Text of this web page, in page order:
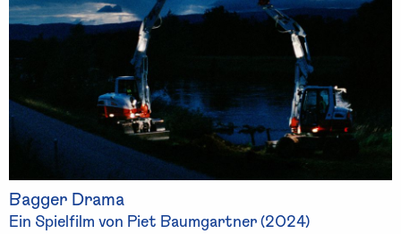
Bagger Drama
Ein Spielfilm von Piet Baumgartner (2024)